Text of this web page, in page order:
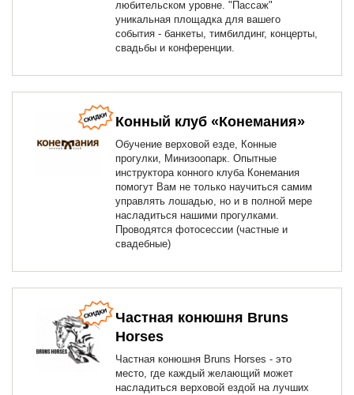
любительском уровне. "Пассаж"
уникальная площадка для вашего
события - банкеты, тимбилдинг, концерты,
свадьбы и конференции.
Конный клуб «Конемания»
Обучение верховой езде, Конные
прогулки, Минизоопарк. Опытные
инструктора конного клуба Конемания
помогут Вам не только научиться самим
управлять лошадью, но и в полной мере
насладиться нашими прогулками.
Проводятся фотосессии (частные и
свадебные)
Частная конюшня Bruns
Horses
Частная конюшня Bruns Horses - это
место, где каждый желающий может
насладиться верховой ездой на лучших